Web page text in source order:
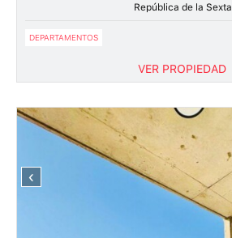
República de la Sexta
DEPARTAMENTOS
VER PROPIEDAD
‹